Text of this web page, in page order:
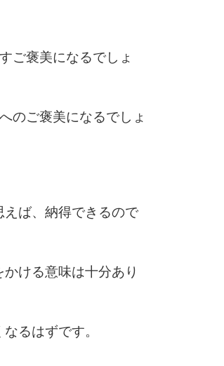
ご褒美になるでしょ
のご褒美になるでしょ
ば、納得できるので
ける意味は十分あり
るはずです。